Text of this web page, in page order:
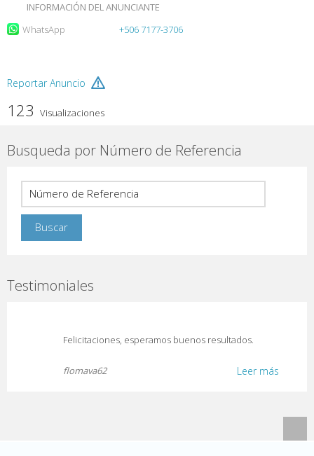
INFORMACIÓN DEL ANUNCIANTE
WhatsApp
+506 7177-3706
Reportar Anuncio
123 Visualizaciones
Busqueda por Número de Referencia
Testimoniales
Felicitaciones, esperamos buenos resultados.
Leer más
flomava62